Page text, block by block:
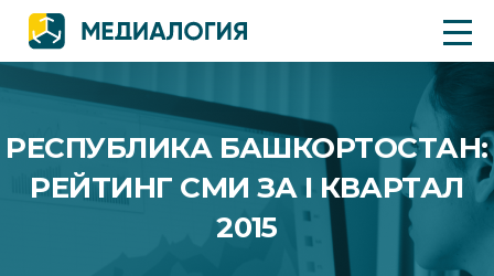
РЕСПУБЛИКА БАШКОРТОСТАН:
РЕЙТИНГ СМИ ЗА I КВАРТАЛ
2015